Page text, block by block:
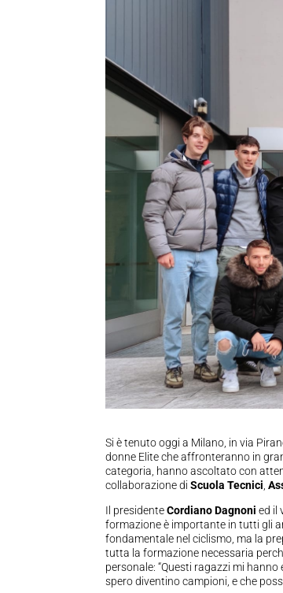
Si è tenuto oggi a Milano, in via
donne Elite che affronteranno in
categoria, hanno ascoltato con
collaborazione diScuola Tecnici
Il presidenteCordiano Dagnoni ed il
formazione è importante in tutti gli
fondamentale nel ciclismo, ma la
tutta la formazione necessaria
personale: “Questi ragazzi mi
spero diventino campioni, e che